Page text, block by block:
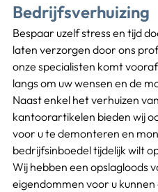
Bedrijfsverhuizing
Bespaar uzelf stress en tijd
laten verzorgen door ons
onze specialisten komt
langs om uw wensen en de
Naast enkel het verhuizen
kantoorartikelen bieden wij
voor u te demonteren en
bedrijfsinboedel tijdelijk wilt
Wij hebben een opslagloods
eigendommen voor u